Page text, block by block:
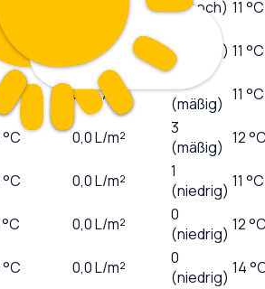
7 (hoch) 11 °C
°C L/m² 6 (hoch) 11 °C
°C 0,0L/m²
(mäßig) 11 °C
°C 0,0L/m²
3
(mäßig) 12
°C 0,0L/m²
1
(niedrig) 11 °C
°C 0,0L/m²
0
(niedrig) 12
°C 0,0L/m²
0
(niedrig) 14